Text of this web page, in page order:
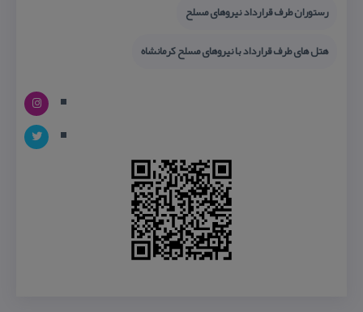
رستوران طرف قرارداد نیروهای مسلح
هتل های طرف قرارداد با نیروهای مسلح كرمانشاه